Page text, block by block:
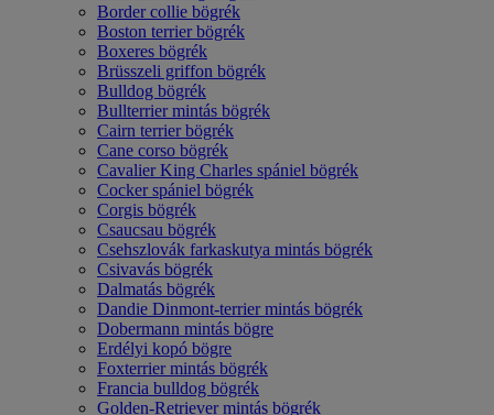
Border collie bögrék
Boston terrier bögrék
Boxeres bögrék
Brüsszeli griffon bögrék
Bulldog bögrék
Bullterrier mintás bögrék
Cairn terrier bögrék
Cane corso bögrék
Cavalier King Charles spániel bögrék
Cocker spániel bögrék
Corgis bögrék
Csaucsau bögrék
Csehszlovák farkaskutya mintás bögrék
Csivavás bögrék
Dalmatás bögrék
Dandie Dinmont-terrier mintás bögrék
Dobermann mintás bögre
Erdélyi kopó bögre
Foxterrier mintás bögrék
Francia bulldog bögrék
Golden-Retriever mintás bögrék